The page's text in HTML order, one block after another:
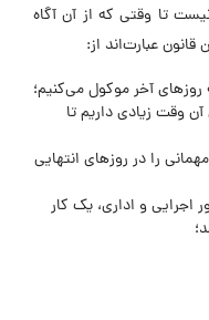
تا وقتی که از آن آگاه
عبارت‌اند از:
روزهای آخر موکول می‌کنیم؛
وقت زیادی داریم تا
را در روزهای انتهایی
اجرایی و اداری، یک کار